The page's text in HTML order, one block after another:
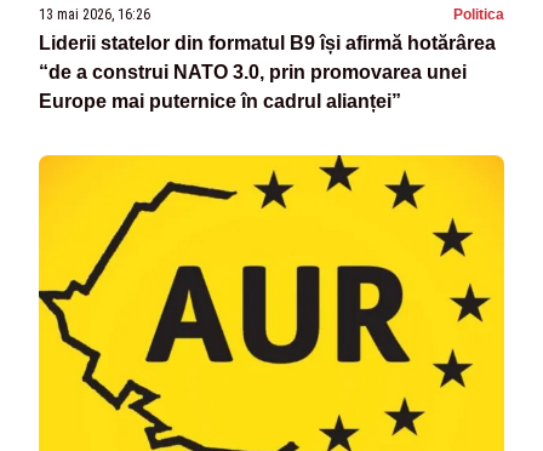
13 mai 2026, 16:26 Politica
Liderii statelor din formatul B9 își afirmă hotărârea
“de a construi NATO 3.0, prin promovarea unei
Europe mai puternice în cadrul alianței”